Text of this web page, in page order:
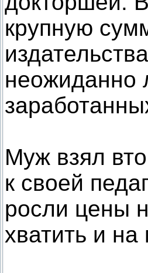
крупную
неожиданно
Муж взял
к своей
росли цены
хватить и